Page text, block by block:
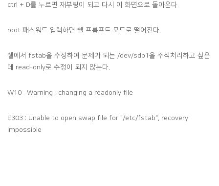
ctrl + D를 누르면 재부팅이 되고 다시 이 화면으로 돌아온다.
root 패스워드 입력하면 쉘 프롬프트 모드로 떨어진다.
쉘에서 fstab을 수정하여 문제가 되는 /dev/sdb1을 주석처리하고 싶은
데 read-only로 수정이 되지 않는다.
W10 : Warning : changing a readonly file
E303 : Unable to open swap file for "/etc/fstab", recovery
impossible